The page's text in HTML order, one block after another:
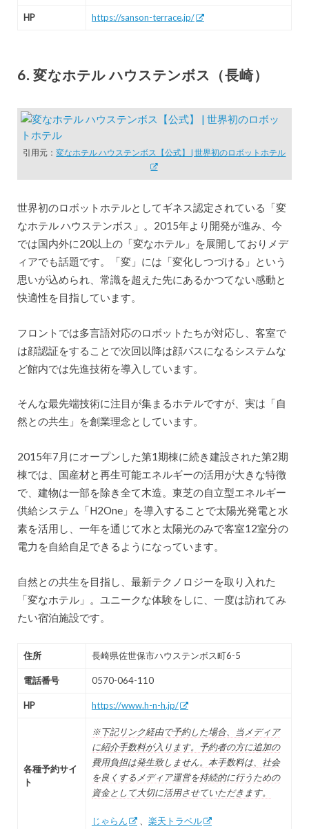
HP https://sanson-terrace.jp/
6. 変なホテル ハウステンボス（長崎）
引用元：変なホテル ハウステンボス【公式】 | 世界初のロボットホテル
世界初のロボットホテルとしてギネス認定されている「変
なホテル ハウステンボス」。2015年より開発が進み、今
では国内外に20以上の「変なホテル」を展開しておりメデ
ィアでも話題です。「変」には「変化しつづける」という
思いが込められ、常識を超えた先にあるかつてない感動と
快適性を目指しています。
フロントでは多言語対応のロボットたちが対応し、客室で
は顔認証をすることで次回以降は顔パスになるシステムな
ど館内では先進技術を導入しています。
そんな最先端技術に注目が集まるホテルですが、実は「自
然との共生」を創業理念としています。
2015年7月にオープンした第1期棟に続き建設された第2期
棟では、国産材と再生可能エネルギーの活用が大きな特徴
で、建物は一部を除き全て木造。東芝の自立型エネルギー
供給システム「H2One」を導入することで太陽光発電と水
素を活用し、一年を通じて水と太陽光のみで客室12室分の
電力を自給自足できるようになっています。
自然との共生を目指し、最新テクノロジーを取り入れた
「変なホテル」。ユニークな体験をしに、一度は訪れてみ
たい宿泊施設です。
住所 長崎県佐世保市ハウステンボス町6-5
電話番号 0570-064-110
HP https://www.h-n-h.jp/
各種予約サイ
ト
※下記リンク経由で予約した場合、当メディア
に紹介手数料が入ります。予約者の方に追加の
費用負担は発生致しません。本手数料は、社会
を良くするメディア運営を持続的に行うための
資金として大切に活用させていただきます。
じゃらん 楽天トラベル